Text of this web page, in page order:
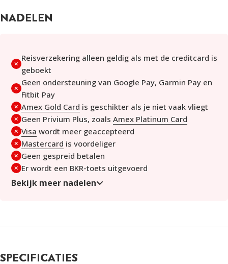
Met de Flying Blue Gold Card kun je contactloos betalen. Voeg
betaalsystemen zijn in Nederland (nog) niet beschikbaar.
REISVERZEKERING
De reis- en annuleringsverzekering dekt onder andere
medische kosten, vertragingen, annuleringen en verlies of
diefstal van bagage. Daarnaast heb je recht op wereldwijde
hulp via de Global Assist Service en juridische bijstand bij
problemen in het buitenland.
Reisongevallen
Ondersteuning van Apple Pay
NADELEN
Reisverzekering alleen geldig als met de creditcard is
geboekt
Geen ondersteuning van Google Pay, Garmin Pay en
Fitbit Pay
Amex Gold Card is geschikter als je niet vaak vliegt
Geen Privium Plus, zoals Amex Platinum Card
Visa wordt meer geaccepteerd
Mastercard is voordeliger
Geen gespreid betalen
Er wordt een BKR-toets uitgevoerd
Bekijk meer nadelen
SPECIFICATIES